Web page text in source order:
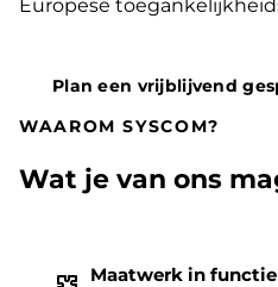
Europese
Plan een vrijblijvend
WAAROM SYSCOM?
Wat je van ons
Maatwerk in